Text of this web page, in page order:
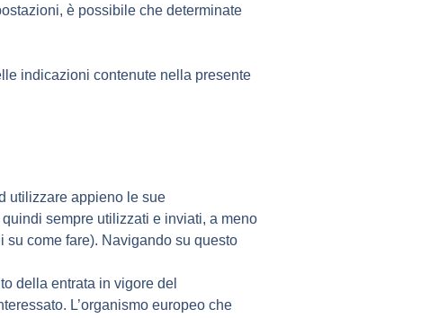
è possibile che determinate
indicazioni contenute nella presente
utilizzare appieno le sue
sempre utilizzati e inviati, a meno
come fare). Navigando su questo
della entrata in vigore del
L’organismo europeo che